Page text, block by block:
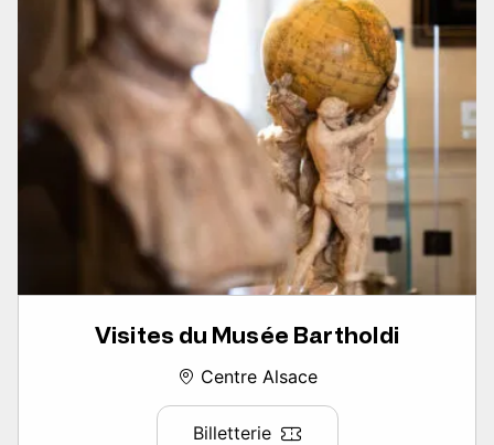
Visites du Musée Bartholdi
Centre Alsace
Billetterie